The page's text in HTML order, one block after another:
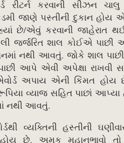
રીટર્ન કરવાની સીઝન
જાણે પસ્તીની દુકાન હોય
છે/એવું કરવાની જાહેરાત
જર્જરિત શાલ કોઈએ પાછી
નથી આવતું. જોકે શાલ
આપે એવી અપેક્ષા રાખવી
અપાય એની કિંમત હોય
વ્યાજ સહિત પાછાં
નથી આવતું.
વ્યક્તિની હસ્તીની
છે. અમુક મહાનુભાવો